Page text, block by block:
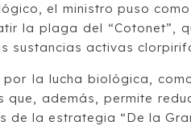
el ministro puso
la plaga del “Cotonet”,
sustancias activas
la lucha biológica,
además, permite
de la estrategia “De la